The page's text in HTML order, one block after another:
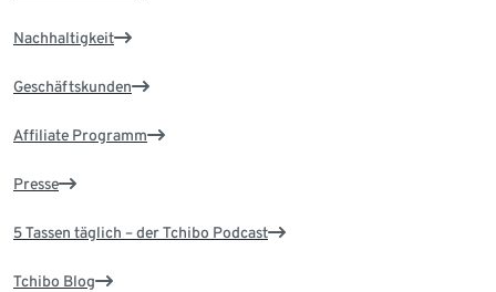
Nachhaltigkeit
Geschäftskunden
Affiliate Programm
Presse
5 Tassen täglich – der Tchibo Podcast
Tchibo Blog